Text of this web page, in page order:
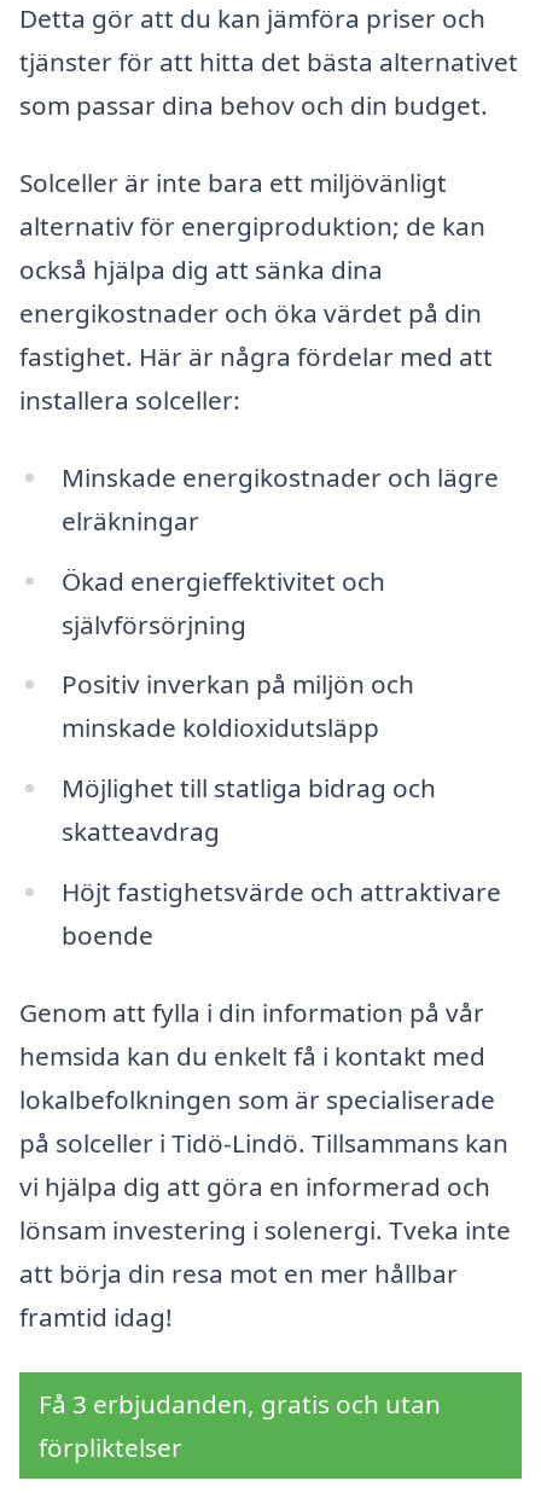
Detta gör att du kan jämföra priser och
tjänster för att hitta det bästa alternativet
som passar dina behov och din budget.
Solceller är inte bara ett miljövänligt
alternativ för energiproduktion; de kan
också hjälpa dig att sänka dina
energikostnader och öka värdet på din
fastighet. Här är några fördelar med att
installera solceller:
Minskade energikostnader och lägre
elräkningar
Ökad energieffektivitet och
självförsörjning
Positiv inverkan på miljön och
minskade koldioxidutsläpp
Möjlighet till statliga bidrag och
skatteavdrag
Höjt fastighetsvärde och attraktivare
boende
Genom att fylla i din information på vår
hemsida kan du enkelt få i kontakt med
lokalbefolkningen som är specialiserade
på solceller i Tidö-Lindö. Tillsammans kan
vi hjälpa dig att göra en informerad och
lönsam investering i solenergi. Tveka inte
att börja din resa mot en mer hållbar
framtid idag!
Få 3 erbjudanden, gratis och utan
förpliktelser